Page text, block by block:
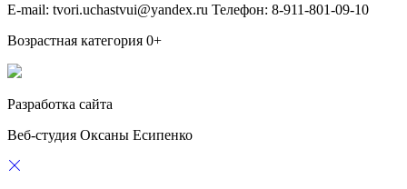
E-mail: tvori.uchastvui@yandex.ru Телефон: 8-911-801-09-10
Возрастная категория 0+
Разработка сайта
Веб-студия Оксаны Есипенко